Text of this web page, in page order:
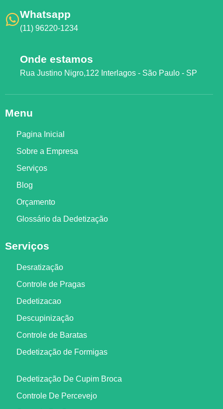
Whatsapp
(11) 96220-1234
Onde estamos
Rua Justino Nigro,122 Interlagos - São Paulo - SP
Menu
Pagina Inicial
Sobre a Empresa
Serviços
Blog
Orçamento
Glossário da Dedetização
Serviços
Desratização
Controle de Pragas
Dedetizacao
Descupinização
Controle de Baratas
Dedetização de Formigas
Dedetização De Cupim Broca
Controle De Percevejo